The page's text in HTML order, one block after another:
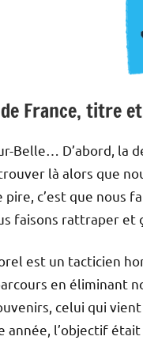
France, titre
Belle… D’abord, la
là alors que
pire, c’est que nous
faisons rattraper et
est un tacticien
en éliminant
celui qui
année, l’objectif